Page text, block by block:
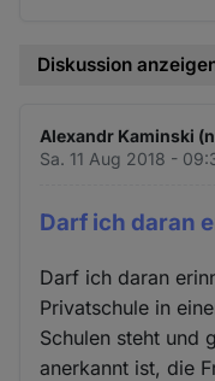
Diskussion
Alexandr Kaminski
Sa. 11 Aug 2018 -
Darf ich daran
Darf ich daran
Privatschule in
Schulen steht und
anerkannt ist, die